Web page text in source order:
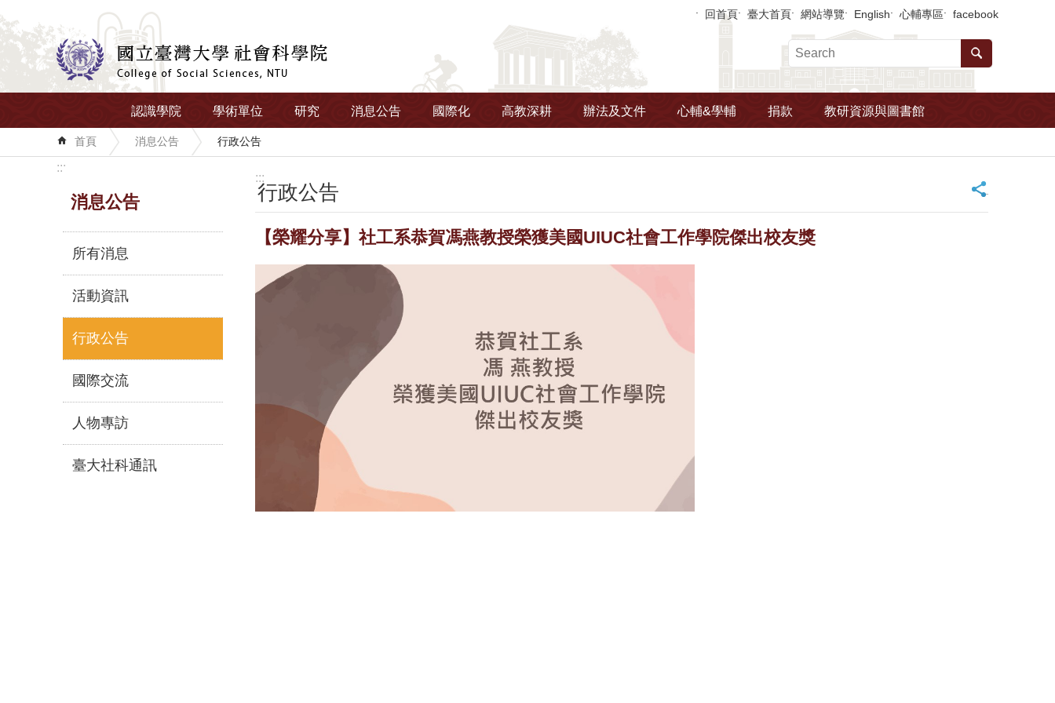
跳到主要內容區塊 回首頁 臺大首頁 網站導覽 English 心輔專區 facebook
認識學院 學術單位 研究 消息公告 國際化 高教深耕 辦法及文件 心輔&學輔 捐款 教研資源與圖書館
首頁 消息公告 行政公告
:::
消息公告
所有消息
活動資訊
行政公告
國際交流
人物專訪
臺大社科通訊
:::
行政公告 _
【榮耀分享】社工系恭賀馮燕教授榮獲美國UIUC社會工作學院傑出校友獎